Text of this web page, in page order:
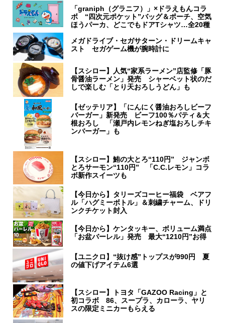
「graniph（グラニフ）」×ドラえもんコラ
ボ “四次元ポケット”バッグ＆ポーチ、空気
ほうパーカ、どこでもドアTシャツ…全20種
メガドライブ・セガサターン・ドリームキャ
スト セガゲーム機が腕時計に
【スシロー】人気“家系ラーメン”店監修「豚
骨醤油ラーメン」発売 シャーベット状のだ
しで楽しむ「とり天おろしうどん」も
【ゼッテリア】「にんにく醤油おろしビーフ
バーガー」新発売 ビーフ100％パティ＆大
根おろし 「瀬戸内レモンねぎ塩おろしチキ
ンバーガー」も
【スシロー】鮪の大とろ“110円” ジャンボ
とろサーモン“110円” 「C.C.レモン」コラ
ボ新作スイーツも
【今日から】タリーズコーヒー福袋 ベアフ
ル「ハグミーボトル」＆刺繍チャーム、ドリ
ンクチケット封入
【今日から】ケンタッキー、ボリューム満点
「お盆バーレル」発売 最大“1210円”お得
【ユニクロ】“抜け感”トップスが990円 夏
の値下げアイテム6選
【スシロー】トヨタ「GAZOO Racing」と
初コラボ 86、スープラ、カローラ、ヤリ
スの限定ミニカーもらえる